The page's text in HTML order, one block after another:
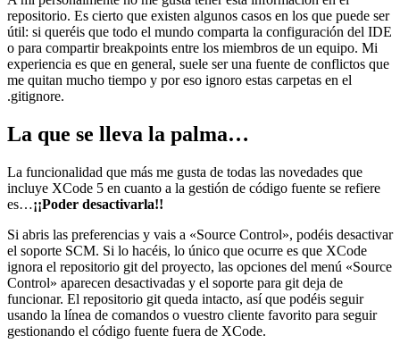
repositorio. Es cierto que existen algunos casos en los que puede ser
útil: si queréis que todo el mundo comparta la configuración del IDE
o para compartir breakpoints entre los miembros de un equipo. Mi
experiencia es que en general, suele ser una fuente de conflictos que
me quitan mucho tiempo y por eso ignoro estas carpetas en el
.gitignore.
La que se lleva la palma…
La funcionalidad que más me gusta de todas las novedades que
incluye XCode 5 en cuanto a la gestión de código fuente se refiere
es…¡¡Poder desactivarla!!
Si abris las preferencias y vais a «Source Control», podéis desactivar
el soporte SCM. Si lo hacéis, lo único que ocurre es que XCode
ignora el repositorio git del proyecto, las opciones del menú «Source
Control» aparecen desactivadas y el soporte para git deja de
funcionar. El repositorio git queda intacto, así que podéis seguir
usando la línea de comandos o vuestro cliente favorito para seguir
gestionando el código fuente fuera de XCode.